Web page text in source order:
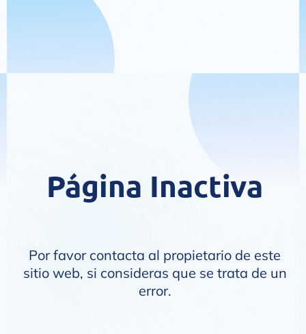
Página Inactiva
Por favor contacta al propietario de este
sitio web, si consideras que se trata de un
error.